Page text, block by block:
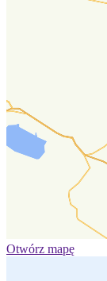
Otwórz mapę